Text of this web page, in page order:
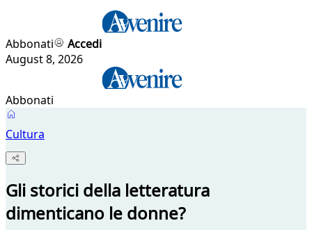
Abbonati
Accedi
August 8, 2026
Abbonati
Cultura
Gli storici della letteratura
dimenticano le donne?